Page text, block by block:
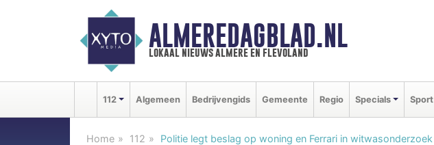
ALMEREDAGBLAD.NL
lokaal nieuws almere en flevoland
112 Algemeen Bedrijvengids Gemeente Regio Specials Sport
Home 112 Politie legt beslag op woning en Ferrari in witwasonderzoek